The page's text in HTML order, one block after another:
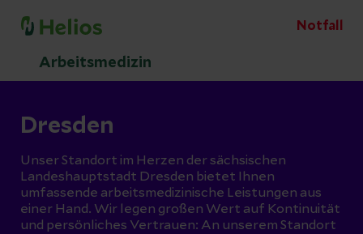
Notfall
Arbeitsmedizin
Dresden
Unser Standort im Herzen der sächsischen
Landeshauptstadt Dresden bietet Ihnen
umfassende arbeitsmedizinische Leistungen aus
einer Hand. Wir legen großen Wert auf Kontinuität
und persönliches Vertrauen: An unserem Standort